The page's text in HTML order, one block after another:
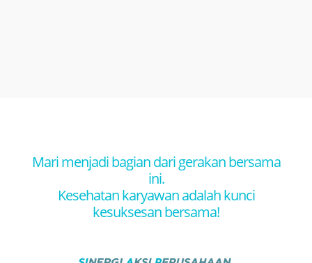
Mari menjadi bagian dari gerakan bersama
ini.
Kesehatan karyawan adalah kunci
kesuksesan bersama!